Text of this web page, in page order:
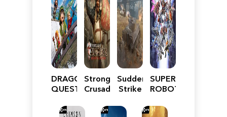
DRAGON
QUEST
Reimagined
Stronghold
Crusader:
Edition
Sudden
Strike
SUPER
ROBOT
Y